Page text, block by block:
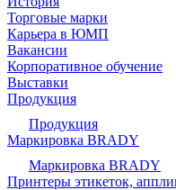
Торговые марки
Карьера в ЮМП
Вакансии
Корпоративное обучение
Выставки
Продукция
Продукция
Маркировка BRADY
Маркировка BRADY
Принтеры этикеток,